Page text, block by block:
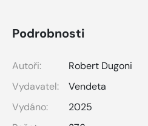
Podrobnosti
Autoři:
Robert Dugoni
Vydavatel:
Vendeta
Vydáno:
2025